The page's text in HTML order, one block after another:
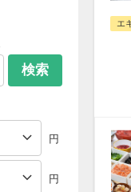
検索
円
円
エ